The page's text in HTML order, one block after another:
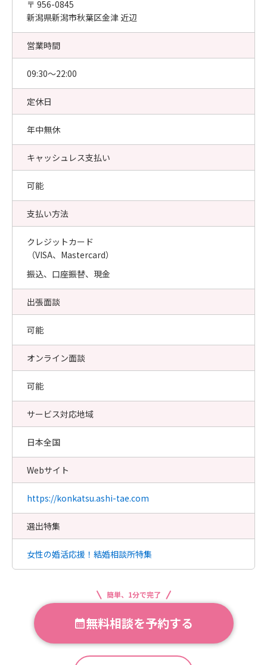
〒 956-0845
新潟県新潟市秋葉区金津 近辺
営業時間
09:30〜22:00
定休日
年中無休
キャッシュレス支払い
可能
支払い方法
クレジットカード
（VISA、Mastercard）
振込、口座振替、現金
出張面談
可能
オンライン面談
可能
サービス対応地域
日本全国
Webサイト
https://konkatsu.ashi-tae.com
選出特集
女性の婚活応援！結婚相談所特集
簡単、1分で完了
無料相談を予約する